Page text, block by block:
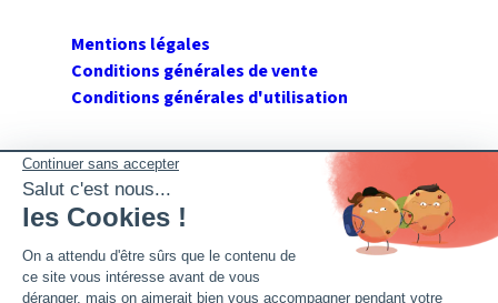
Mentions légales
Conditions générales de vente
Conditions générales d'utilisation
SUIVEZ GERANT DE SARL